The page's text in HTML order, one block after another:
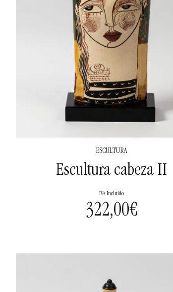
ESCULTURA
Escultura cabeza II
322,00€
IVA Incluido